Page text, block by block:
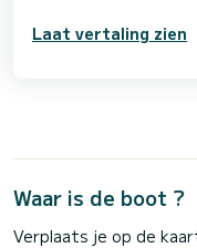
Laat vertaling zien
Waar is de boot ?
Verplaats je op de